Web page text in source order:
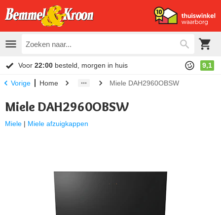
Voor 22:00 besteld, morgen in huis 9,1
Vorige Home Miele DAH2960OBSW
Miele DAH2960OBSW
Miele | Miele afzuigkappen